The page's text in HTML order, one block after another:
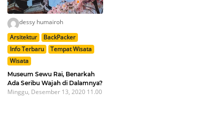
dessy humairoh
Arsitektur
BackPacker
Info Terbaru
Tempat Wisata
Wisata
Museum Sewu Rai, Benarkah
Ada Seribu Wajah di Dalamnya?
Minggu, Desember 13, 2020 11.00